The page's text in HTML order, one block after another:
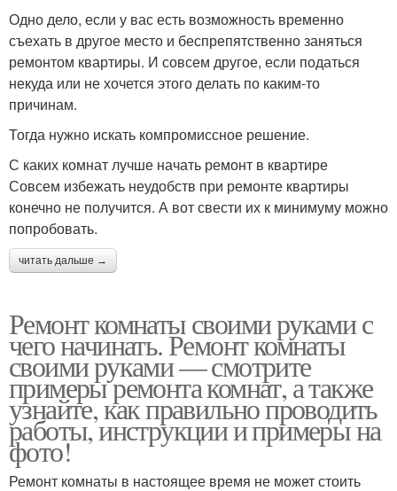
Одно дело, если у вас есть возможность временно
съехать в другое место и беспрепятственно заняться
ремонтом квартиры. И совсем другое, если податься
некуда или не хочется этого делать по каким-то
причинам.
Тогда нужно искать компромиссное решение.
С каких комнат лучше начать ремонт в квартире
Совсем избежать неудобств при ремонте квартиры
конечно не получится. А вот свести их к минимуму можно
попробовать.
читать дальше →
Ремонт комнаты своими руками с
чего начинать. Ремонт комнаты
своими руками — смотрите
примеры ремонта комнат, а также
узнайте, как правильно проводить
работы, инструкции и примеры на
фото!
Ремонт комнаты в настоящее время не может стоить